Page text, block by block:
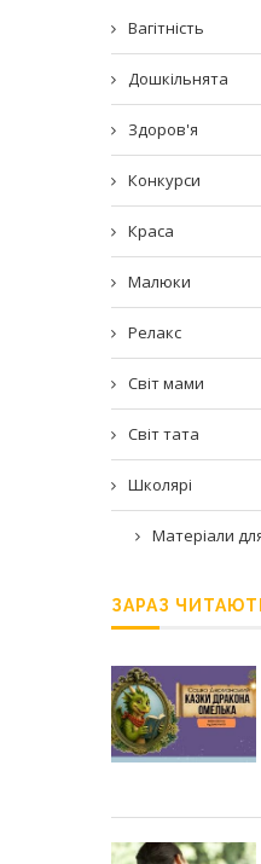
Вагітність
Дошкільнята
Здоров'я
Конкурси
Краса
Малюки
Релакс
Світ мами
Світ тата
Школярі
Матеріали
ЗАРАЗ